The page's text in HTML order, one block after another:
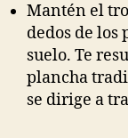
Mantén el
dedos de
suelo. Te
plancha
se dirige a